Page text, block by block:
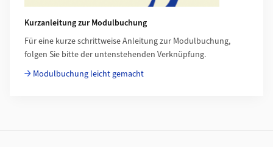
Kurzanleitung zur Modulbuchung
Für eine kurze schrittweise Anleitung zur Modulbuchung,
folgen Sie bitte der untenstehenden Verknüpfung.
Modulbuchung leicht gemacht